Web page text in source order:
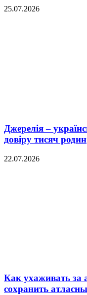
25.07.2026
Джерелія –
довіру тисяч родин
22.07.2026
Как ухаживать за
сохранить